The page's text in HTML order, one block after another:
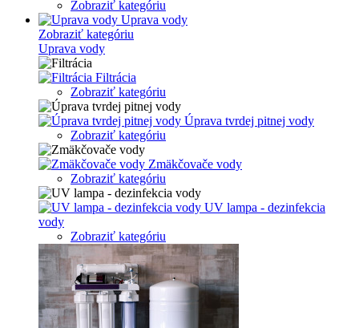
Zobraziť kategóriu
Uprava vody
Zobraziť kategóriu
Uprava vody
Filtrácia
Zobraziť kategóriu
Úprava tvrdej pitnej vody
Zobraziť kategóriu
Zmäkčovače vody
Zobraziť kategóriu
UV lampa - dezinfekcia
vody
Zobraziť kategóriu